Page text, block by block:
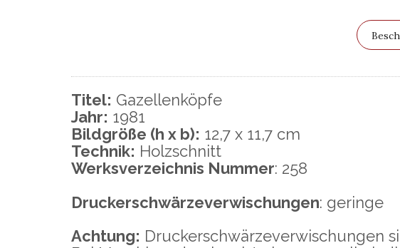
Titel: Gazellenköpfe
Jahr: 1981
Bildgröße (h x b): 12,7 x 11,7 cm
Technik: Holzschnitt
Werksverzeichnis Nummer: 258
Druckerschwärzeverwischungen: geringe
Achtung: Druckerschwärzeverwischungen